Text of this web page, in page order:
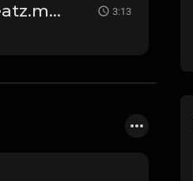
- Oracle West Coast by JR beatz.mp3 3:13